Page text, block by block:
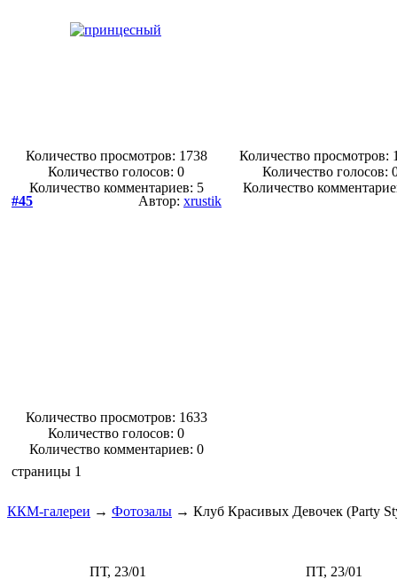
Количество просмотров: 1738
Количество голосов:0
Количество комментариев: 5
Количество просмотров:
Количество голосов:
Количество
#45
Автор: xrustik
Количество просмотров: 1633
Количество голосов:0
Количество комментариев: 0
страницы 1
ККМ-галереи → Фотозалы → Клуб Красивых Девочек (Party
ПТ, 23/01
ПТ, 23/01